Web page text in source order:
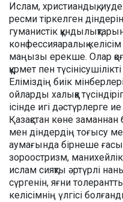
Ислам, христиандық,
ресми тіркелген
гуманистік
конфессияаралық
маңызы ерекше. Олар
құрмет пен
Еліміздің биік
ойларды халыққа
ісінде игі дәстүрлерге
Қазақстан көне
мен діндердің тоғысу
аумағында бірнеше
зороостризм,
ислам сияқты әртүрлі
сүргенін, яғни
келісімнің үлгісі